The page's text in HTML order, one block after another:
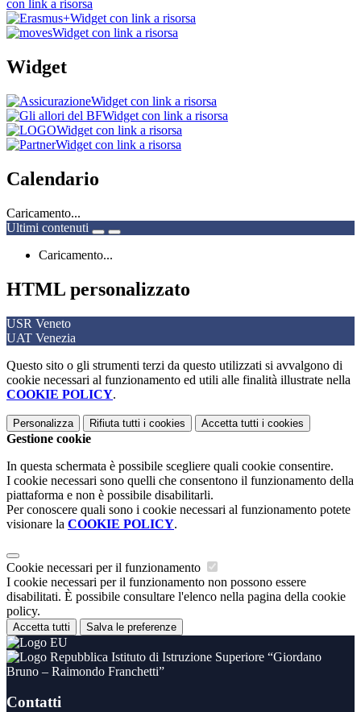
con link a risorsa
Widget con link a risorsa
Widget con link a risorsa
Widget
Widget con link a risorsa
Widget con link a risorsa
Widget con link a risorsa
Widget con link a risorsa
Calendario
Caricamento...
Ultimi contenuti
Caricamento...
HTML personalizzato
USR Veneto
UAT Venezia
Questo sito o gli strumenti terzi da questo utilizzati si avvalgono di
cookie necessari al funzionamento ed utili alle finalità illustrate nella
COOKIE POLICY.
Personalizza Rifiuta tutti i cookies Accetta tutti i cookies
Gestione cookie
In questa schermata è possibile scegliere quali cookie consentire.
I cookie necessari sono quelli che consentono il funzionamento della
piattaforma e non è possibile disabilitarli.
Per conoscere quali sono i cookie necessari al funzionamento potete
visionare la COOKIE POLICY.
Cookie necessari per il funzionamento
I cookie necessari per il funzionamento non possono essere
disabilitati. È possibile consultare l'elenco nella pagina della cookie
policy.
Accetta tutti Salva le preferenze
Istituto di Istruzione Superiore “Giordano
Bruno – Raimondo Franchetti”
Contatti